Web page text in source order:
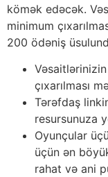
kömək edəcək.
minimum
200 ödəniş
çıxarılması
Tərəfdaş
resursunuza
Oyunçular
üçün ən
rahat və ani